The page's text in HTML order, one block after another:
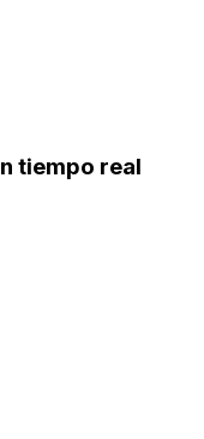
tiempo real